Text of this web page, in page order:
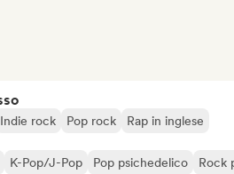
Indie rock Pop rock Rap in inglese
K-Pop/J-Pop Pop psichedelico Rock